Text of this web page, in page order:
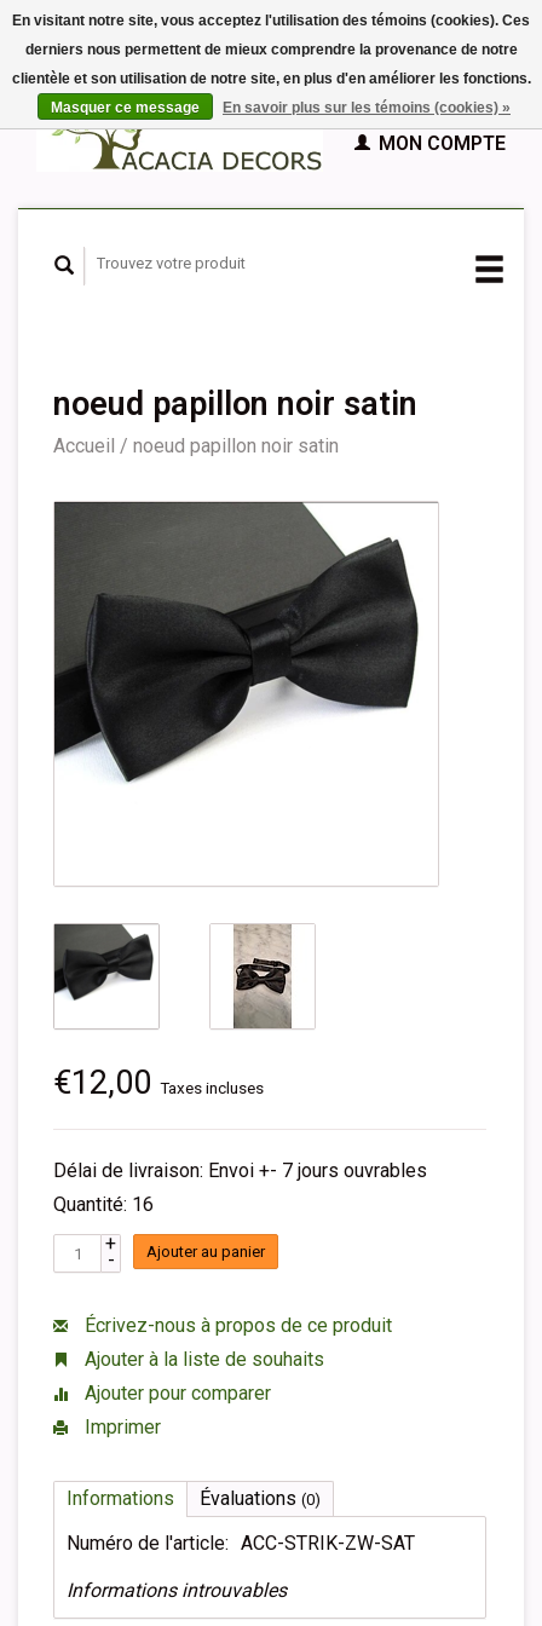
EUR
GBPFrançais
Nederlands
Español
PANIER (€0,00)
MON COMPTE
noeud papillon noir satin
Accueil / noeud papillon noir satin
€12,00 Taxes incluses
Délai de livraison: Envoi +- 7 jours ouvrables
Quantité: 16
+
- Ajouter au panier
Écrivez-nous à propos de ce produit
Ajouter à la liste de souhaits
Ajouter pour comparer
Imprimer
Informations Évaluations (0)
Numéro de l'article: ACC-STRIK-ZW-SAT
Informations introuvables
En visitant notre site, vous acceptez l'utilisation des témoins (cookies). Ces
derniers nous permettent de mieux comprendre la provenance de notre
clientèle et son utilisation de notre site, en plus d'en améliorer les fonctions.
Masquer ce message
En savoir plus sur les témoins (cookies) »